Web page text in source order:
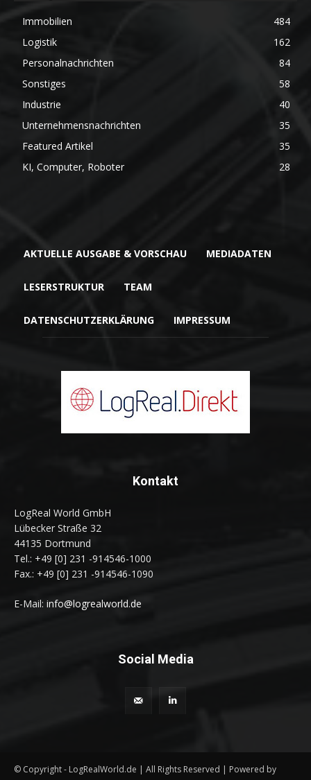
Immobilien
484
Logistik
162
Personalnachrichten
84
Sonstiges
58
Industrie
40
Unternehmensnachrichten
35
Featured Artikel
35
KI, Computer, Roboter
28
AKTUELLE AUSGABE & VORSCHAU MEDIADATEN
LESERSTRUKTUR TEAM
DATENSCHUTZERKLÄRUNG IMPRESSUM
Kontakt
LogReal World GmbH
Lübecker Straße 32
44135 Dortmund
Tel.: +49 [0] 231 -914546-1000
Fax.: +49 [0] 231 -914546-1090
E-Mail: info@logrealworld.de
Social Media
© Copyright - LogRealWorld.de | All Rights Reserved | Powered by